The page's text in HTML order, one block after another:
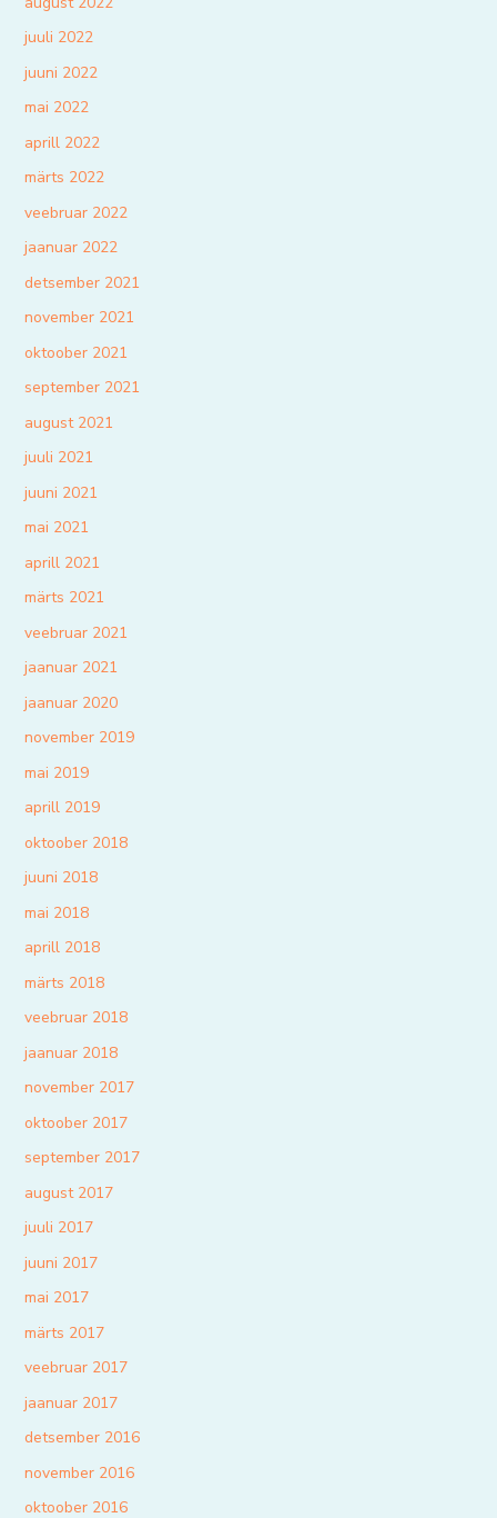
juuli 2022
juuni 2022
mai 2022
aprill 2022
märts 2022
veebruar 2022
jaanuar 2022
detsember 2021
november 2021
oktoober 2021
september 2021
august 2021
juuli 2021
juuni 2021
mai 2021
aprill 2021
märts 2021
veebruar 2021
jaanuar 2021
jaanuar 2020
november 2019
mai 2019
aprill 2019
oktoober 2018
juuni 2018
mai 2018
aprill 2018
märts 2018
veebruar 2018
jaanuar 2018
november 2017
oktoober 2017
september 2017
august 2017
juuli 2017
juuni 2017
mai 2017
märts 2017
veebruar 2017
jaanuar 2017
detsember 2016
november 2016
oktoober 2016